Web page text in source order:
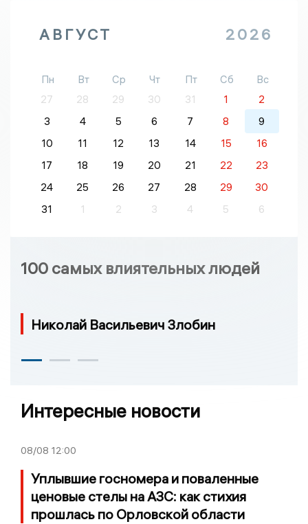
АВГУСТ 2026
Пн Вт Ср Чт Пт Сб
Вс
27
28 29 30 31 1
2
3
4 5 6 7 8
9
10
11 12 13 14 15
16
17
18 19 20 21 22
23
24
25 26 27 28 29
30
31
1 2 3 4 5 6
100 самых влиятельных людей
Николай Васильевич Злобин
Интересные новости
08/08 12:00
Уплывшие госномера и поваленные
ценовые стелы на АЗС: как стихия
прошлась по Орловской области